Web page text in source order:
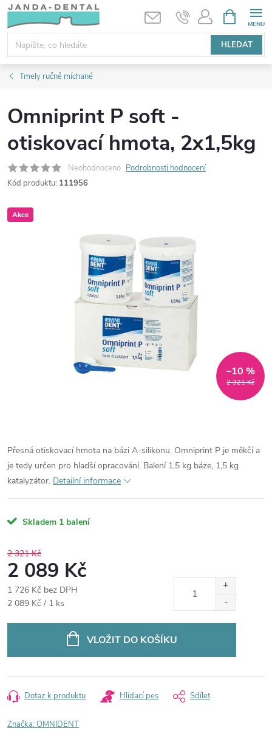
Přejít
obsah
HLEDAT
NÁKUPNÍ
KOŠÍK
Tmely ručně míchané
Omniprint P soft -
otiskovací hmota, 2x1,5kg
Neohodnoceno Podrobnosti hodnocení
Kód produktu: 111956
Akce
2 321 Kč
–10 %
Přesná otiskovací hmota na bázi A-silikonu. Omniprint P je měkčí a
je tedy určen pro hladší opracování. Balení 1,5 kg báze, 1,5 kg
katalyzátor. Detailní informace
Skladem 1 balení
2 321 Kč
2 089 Kč
1 726 Kč bez DPH
Měrná
2 089 Kč / 1 ks
VLOŽIT DO KOŠÍKU
Dotaz k produktu Hlídací pes Sdílet
Značka:OMNIDENT